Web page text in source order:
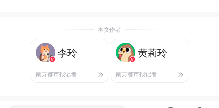
本文作者
李玲
南方都市报记者
黄莉玲
南方都市报记者